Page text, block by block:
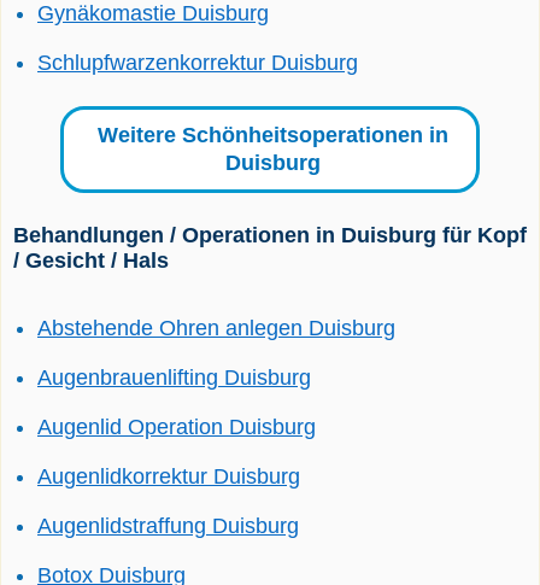
Gynäkomastie Duisburg
Schlupfwarzenkorrektur Duisburg
Weitere Schönheitsoperationen in
Duisburg
Behandlungen / Operationen in Duisburg für Kopf
/ Gesicht / Hals
Abstehende Ohren anlegen Duisburg
Augenbrauenlifting Duisburg
Augenlid Operation Duisburg
Augenlidkorrektur Duisburg
Augenlidstraffung Duisburg
Botox Duisburg